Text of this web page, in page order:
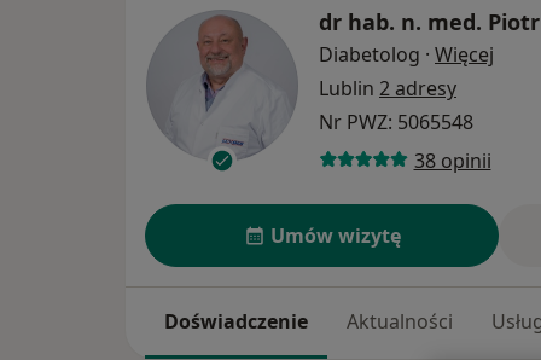
dr hab. n. med.
Diabetolog · Więcej
Lublin 2 adresy
Nr PWZ: 5065548
38 opinii
Umów wizytę
Doświadczenie Aktualności